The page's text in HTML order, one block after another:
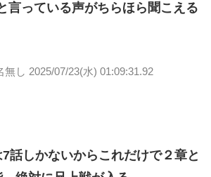
言っている声がちらほら聞こえる
無し 2025/07/23(水) 01:09:31.92
話しかないからこれだけで２章と